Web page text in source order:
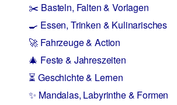
✂️ Basteln, Falten & Vorlagen
🍳 Essen, Trinken & Kulinarisches
🚀 Fahrzeuge & Action
🎄 Feste & Jahreszeiten
⏳ Geschichte & Lernen
✨ Mandalas, Labyrinthe & Formen